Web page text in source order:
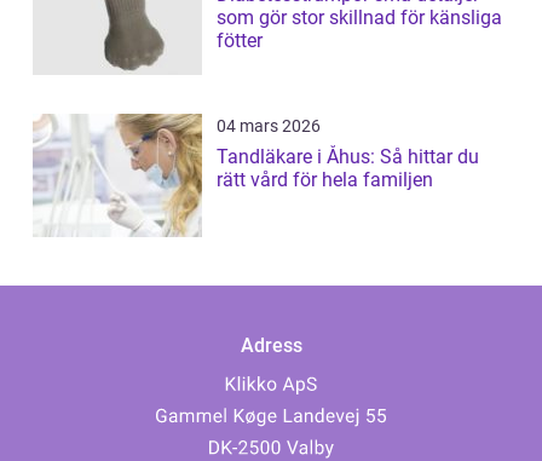
som gör stor skillnad för känsliga
fötter
04 mars 2026
Tandläkare i Åhus: Så hittar du
rätt vård för hela familjen
Adress